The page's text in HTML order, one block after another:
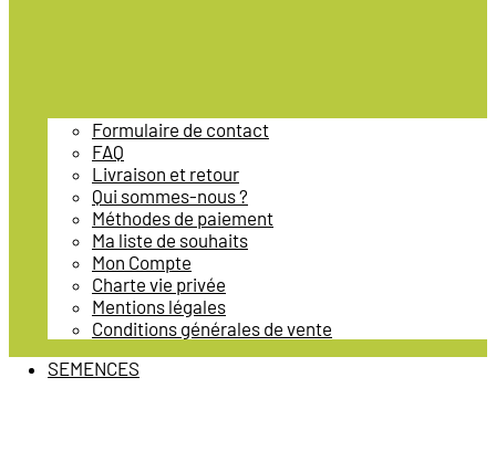
Formulaire de contact
FAQ
Livraison et retour
Qui sommes-nous ?
Méthodes de paiement
Ma liste de souhaits
Mon Compte
Charte vie privée
Mentions légales
Conditions générales de vente
SEMENCES